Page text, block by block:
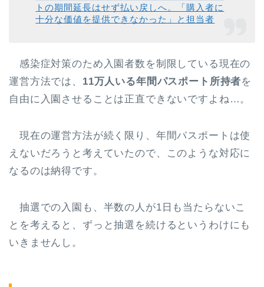
トの期間延長はせず払い戻しへ。「購入者に
十分な価値を提供できなかった」と担当者
感染症対策のため入園者数を制限している現在の
運営方法では、 11万人いる年間パスポート所持者を
自由に入園させることは正直できないですよね…。
現在の運営方法が続く限り、年間パスポートは使
えないだろうと考えていたので、このような対応に
なるのは納得です。
抽選での入園も、半数の人が1日も当たらないこ
とを考えると、ずっと抽選を続けるというわけにも
いきませんし。